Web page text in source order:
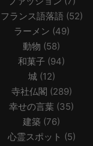
フランス語落語 (52)
ラーメン (49)
動物 (58)
和菓子 (94)
城(12)
寺社仏閣 (289)
幸せの言葉 (35)
建築 (76)
心霊スポット (5)